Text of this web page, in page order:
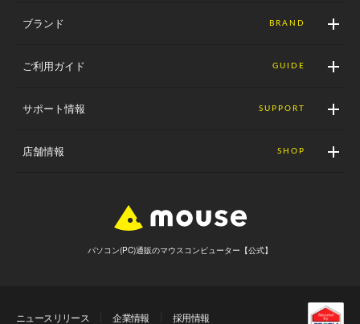
ブランド BRAND
ご利用ガイド GUIDE
サポート情報 SUPPORT
店舗情報 SHOP
パソコン(PC)通販のマウスコンピューター【公式】
ニュースリリース 企業情報 採用情報